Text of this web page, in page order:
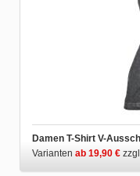
Varianten ab 19,90 € zzgl.